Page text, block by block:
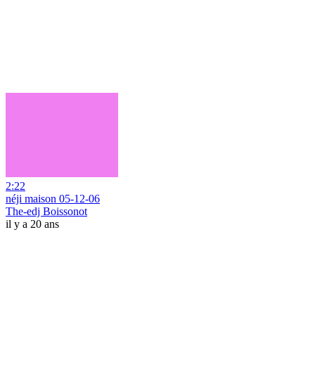
2:22
néji maison 05-12-06
The-edj Boissonot
il y a 20 ans